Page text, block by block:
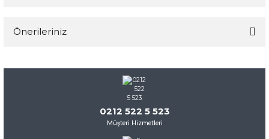
Önerileriniz
konularda yetersiz gördüğünüz noktaları öneri formunu
kullanarak tarafımıza iletebilirsiniz.
Görüş ve önerileriniz için teşekkür ederiz.
Ürün resmi kalitesiz, bozuk veya görüntülenemiyor.
0212 522 5 523
Müşteri Hizmetleri